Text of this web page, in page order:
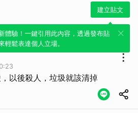
建立貼文
體驗！一鍵引用此內容，透過發布貼
輕鬆表達個人立場。
以後殺人，垃圾就該清掉